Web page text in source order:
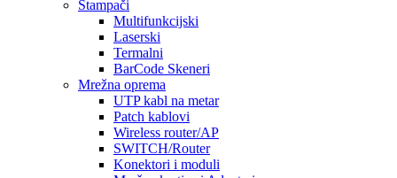
Štampači
Multifunkcijski
Laserski
Termalni
BarCode Skeneri
Mrežna oprema
UTP kabl na metar
Patch kablovi
Wireless router/AP
SWITCH/Router
Konektori i moduli